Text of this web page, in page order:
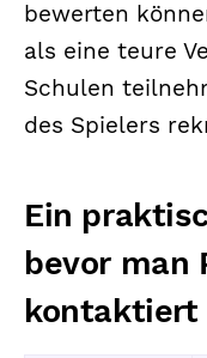
bewerten
als eine teure
Schulen
des Spielers
Ein
bevor man
kontaktiert